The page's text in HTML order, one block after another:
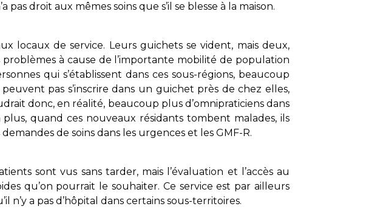
droit aux mêmes soins que s’il se blesse à la maison.
locaux de service. Leurs guichets se vident, mais deux,
à cause de l’importante mobilité de population
qui s’établissent dans ces sous-régions, beaucoup
pas s’inscrire dans un guichet près de chez elles,
donc, en réalité, beaucoup plus d’omnipraticiens dans
quand ces nouveaux résidants tombent malades, ils
de soins dans les urgences et les GMF-R.
sont vus sans tarder, mais l’évaluation et l’accès au
qu’on pourrait le souhaiter. Ce service est par ailleurs
n’y a pas d’hôpital dans certains sous-territoires.